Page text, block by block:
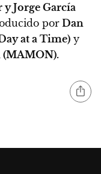
Jorge García
por Dan
at a Time) y